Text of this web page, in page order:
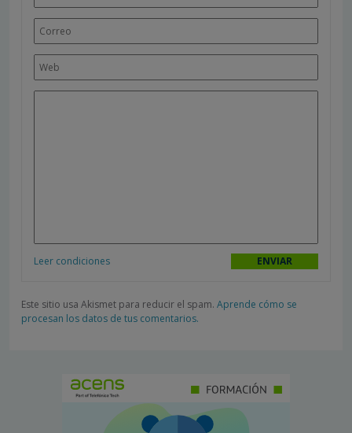
Leer condiciones
Este sitio usa Akismet para reducir el spam. Aprende cómo se
procesan los datos de tus comentarios.